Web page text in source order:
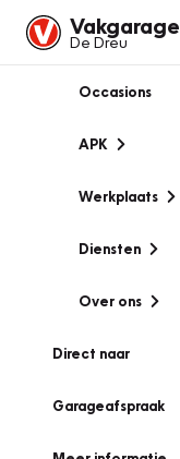
Vakgarage
De Dreu
Occasions
APK
Werkplaats
Diensten
Over ons
Direct naar
Garageafspraak